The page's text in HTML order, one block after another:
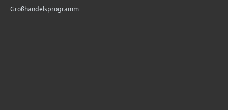
Großhandelsprogramm